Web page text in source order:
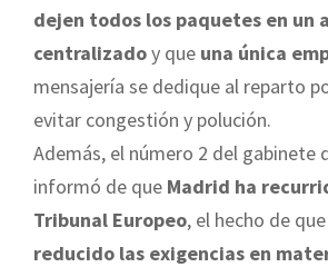
dejen todos los paquetes en un
centralizadoy que una única
mensajería se dedique al reparto
evitar congestión y polución.
Además, el número 2 del gabinete
informó de que Madrid ha
Tribunal Europeo, el hecho de
reducido las exigencias en